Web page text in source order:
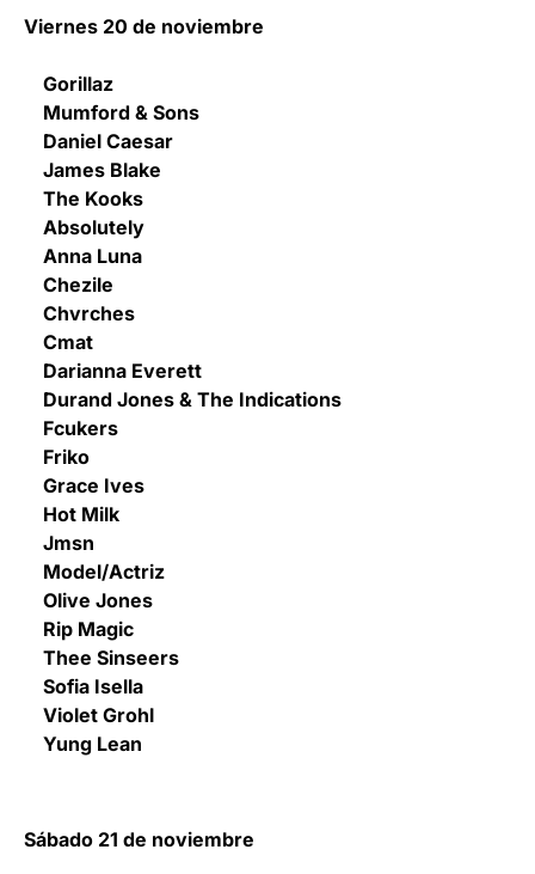
Viernes 20 de noviembre
Gorillaz
Mumford & Sons
Daniel Caesar
James Blake
The Kooks
Absolutely
Anna Luna
Chezile
Chvrches
Cmat
Darianna Everett
Durand Jones & The Indications
Fcukers
Friko
Grace Ives
Hot Milk
Jmsn
Model/Actriz
Olive Jones
Rip Magic
Thee Sinseers
Sofia Isella
Violet Grohl
Yung Lean
Sábado 21 de noviembre